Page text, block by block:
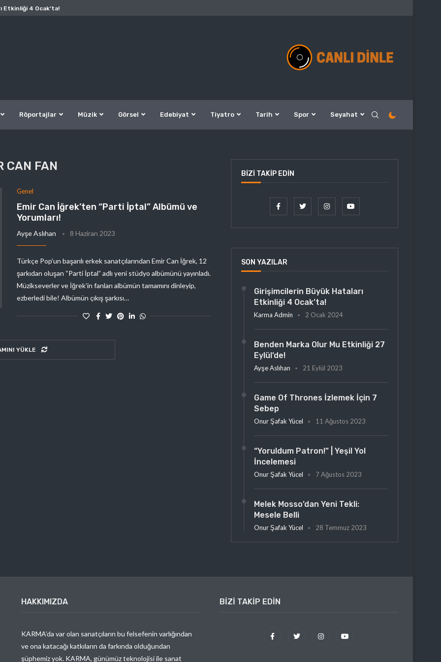
Etkinliği 4 Ocak’ta!
Röportajlar Müzik Görsel Edebiyat Tiyatro Tarih Spor Seyahat
CAN FAN
Genel
Emir Can İğrek’ten “Parti İptal” Albümü ve
Yorumları!
Ayşe Aslıhan 8 Haziran 2023
Türkçe Pop’un başarılı erkek sanatçılarından Emir Can İğrek, 12
şarkıdan oluşan “Parti İptal” adlı yeni stüdyo albümünü yayınladı.
Müzikseverler ve İğrek’in fanları albümün tamamını dinleyip,
ezberledi bile! Albümün çıkış şarkısı…
YÜKLE
BIZI TAKIP EDIN
SON YAZILAR
Girişimcilerin Büyük Hataları
Etkinliği 4 Ocak’ta!
Karma Admin 2 Ocak 2024
Benden Marka Olur Mu Etkinliği 27
Eylül’de!
Ayşe Aslıhan 21 Eylül 2023
Game Of Thrones İzlemek İçin 7
Sebep
Onur Şafak Yücel 11 Ağustos 2023
“Yoruldum Patron!” | Yeşil Yol
İncelemesi
Onur Şafak Yücel 7 Ağustos 2023
Melek Mosso’dan Yeni Tekli:
Mesele Belli
Onur Şafak Yücel 28 Temmuz 2023
HAKKIMIZDA
KARMA’da var olan sanatçıların bu felsefenin varlığından
ve ona katacağı katkıların da farkında olduğundan
şüphemiz yok. KARMA, günümüz teknolojisi ile sanat
BIZI TAKIP EDIN